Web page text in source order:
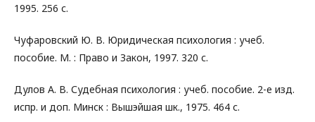
1995. 256 с.
Чуфаровский Ю. В. Юридическая психология : учеб.
пособие. М. : Право и Закон, 1997. 320 с.
Дулов А. В. Судебная психология : учеб. пособие. 2-е изд.
испр. и доп. Минск : Вышэйшая шк., 1975. 464 с.